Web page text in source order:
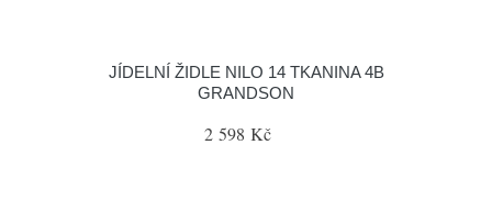
JÍDELNÍ ŽIDLE NILO 14 TKANINA 4B
GRANDSON
2 598 Kč